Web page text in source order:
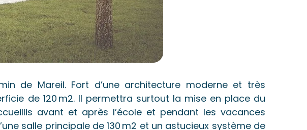
de Mareil. Fort d’une architecture moderne et très
de 120 m2. Il permettra surtout la mise en place du
avant et après l’école et pendant les vacances
salle principale de 130 m2 et un astucieux système de